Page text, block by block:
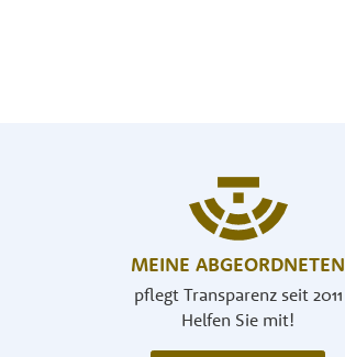
MEINE ABGEORDNETEN
pflegt Transparenz seit 2011
Helfen Sie mit!